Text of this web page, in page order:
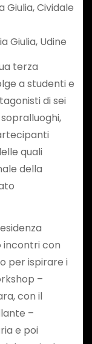
Giulia, Cividale
Giulia, Udine
terza
a studenti e
di sei
quali
della
con
per ispirare i
–
con il
–
e poi